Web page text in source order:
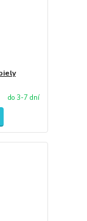
do 3-7 dní